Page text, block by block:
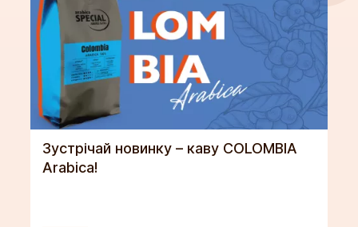
Зустрічай новинку – каву COLOMBIA
Arabica!